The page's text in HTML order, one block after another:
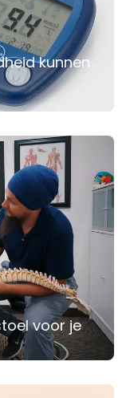
kunnen
voor je